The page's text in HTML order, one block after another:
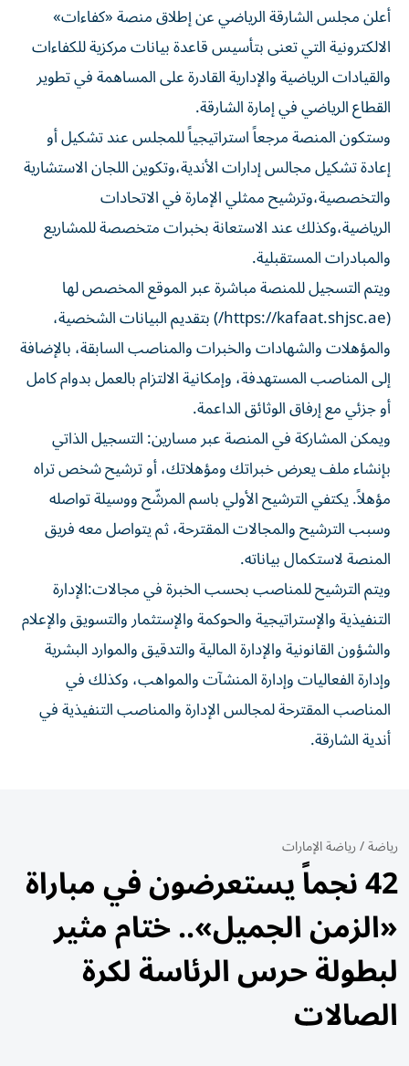
أعلن مجلس الشارقة الرياضي عن إطلاق منصة «كفاءات»
الالكترونية التي تعنى بتأسيس قاعدة بيانات مركزية للكفاءات
والقيادات الرياضية والإدارية القادرة على المساهمة في تطوير
القطاع الرياضي في إمارة الشارقة.
وستكون المنصة مرجعاً استراتيجياً للمجلس عند تشكيل أو
إعادة تشكيل مجالس إدارات الأندية،وتكوين اللجان الاستشارية
والتخصصية،وترشيح ممثلي الإمارة في الاتحادات
الرياضية،وكذلك عند الاستعانة بخبرات متخصصة للمشاريع
والمبادرات المستقبلية.
ويتم التسجيل للمنصة مباشرة عبر الموقع المخصص لها
(https://kafaat.shjsc.ae/) بتقديم البيانات الشخصية،
والمؤهلات والشهادات والخبرات والمناصب السابقة، بالإضافة
إلى المناصب المستهدفة، وإمكانية الالتزام بالعمل بدوام كامل
أو جزئي مع إرفاق الوثائق الداعمة.
ويمكن المشاركة في المنصة عبر مسارين: التسجيل الذاتي
بإنشاء ملف يعرض خبراتك ومؤهلاتك، أو ترشيح شخص تراه
مؤهلاً. يكتفي الترشيح الأولي باسم المرشّح ووسيلة تواصله
وسبب الترشيح والمجالات المقترحة، ثم يتواصل معه فريق
المنصة لاستكمال بياناته.
ويتم الترشيح للمناصب بحسب الخبرة في مجالات:الإدارة
التنفيذية والإستراتيجية والحوكمة والإستثمار والتسويق والإعلام
والشؤون القانونية والإدارة المالية والتدقيق والموارد البشرية
وإدارة الفعاليات وإدارة المنشآت والمواهب، وكذلك في
المناصب المقترحة لمجالس الإدارة والمناصب التنفيذية في
أندية الشارقة.
رياضة/رياضة الإمارات
42 نجماً يستعرضون في مباراة
«الزمن الجميل».. ختام مثير
لبطولة حرس الرئاسة لكرة
الصالات